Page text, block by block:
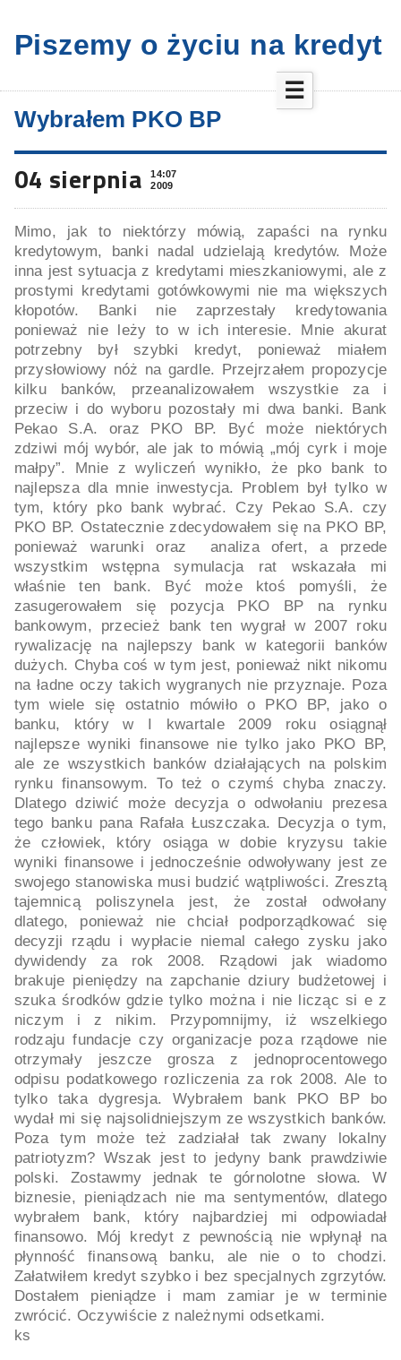
Piszemy o życiu na kredyt
☰
Wybrałem PKO BP
04 sierpnia
14:07
2009
Mimo, jak to niektórzy mówią, zapaści na rynku
kredytowym, banki nadal udzielają kredytów. Może
inna jest sytuacja z kredytami mieszkaniowymi, ale z
prostymi kredytami gotówkowymi nie ma większych
kłopotów. Banki nie zaprzestały kredytowania
ponieważ nie leży to w ich interesie. Mnie akurat
potrzebny był szybki kredyt, ponieważ miałem
przysłowiowy nóż na gardle. Przejrzałem propozycje
kilku banków, przeanalizowałem wszystkie za i
przeciw i do wyboru pozostały mi dwa banki. Bank
Pekao S.A. oraz PKO BP. Być może niektórych
zdziwi mój wybór, ale jak to mówią „mój cyrk i moje
małpy”. Mnie z wyliczeń wynikło, że pko bank to
najlepsza dla mnie inwestycja. Problem był tylko w
tym, który pko bank wybrać. Czy Pekao S.A. czy
PKO BP. Ostatecznie zdecydowałem się na PKO BP,
ponieważ warunki oraz analiza ofert, a przede
wszystkim wstępna symulacja rat wskazała mi
właśnie ten bank. Być może ktoś pomyśli, że
zasugerowałem się pozycja PKO BP na rynku
bankowym, przecież bank ten wygrał w 2007 roku
rywalizację na najlepszy bank w kategorii banków
dużych. Chyba coś w tym jest, ponieważ nikt nikomu
na ładne oczy takich wygranych nie przyznaje. Poza
tym wiele się ostatnio mówiło o PKO BP, jako o
banku, który w I kwartale 2009 roku osiągnął
najlepsze wyniki finansowe nie tylko jako PKO BP,
ale ze wszystkich banków działających na polskim
rynku finansowym. To też o czymś chyba znaczy.
Dlatego dziwić może decyzja o odwołaniu prezesa
tego banku pana Rafała Łuszczaka. Decyzja o tym,
że człowiek, który osiąga w dobie kryzysu takie
wyniki finansowe i jednocześnie odwoływany jest ze
swojego stanowiska musi budzić wątpliwości. Zresztą
tajemnicą poliszynela jest, że został odwołany
dlatego, ponieważ nie chciał podporządkować się
decyzji rządu i wypłacie niemal całego zysku jako
dywidendy za rok 2008. Rządowi jak wiadomo
brakuje pieniędzy na zapchanie dziury budżetowej i
szuka środków gdzie tylko można i nie licząc si e z
niczym i z nikim. Przypomnijmy, iż wszelkiego
rodzaju fundacje czy organizacje poza rządowe nie
otrzymały jeszcze grosza z jednoprocentowego
odpisu podatkowego rozliczenia za rok 2008. Ale to
tylko taka dygresja. Wybrałem bank PKO BP bo
wydał mi się najsolidniejszym ze wszystkich banków.
Poza tym może też zadziałał tak zwany lokalny
patriotyzm? Wszak jest to jedyny bank prawdziwie
polski. Zostawmy jednak te górnolotne słowa. W
biznesie, pieniądzach nie ma sentymentów, dlatego
wybrałem bank, który najbardziej mi odpowiadał
finansowo. Mój kredyt z pewnością nie wpłynął na
płynność finansową banku, ale nie o to chodzi.
Załatwiłem kredyt szybko i bez specjalnych zgrzytów.
Dostałem pieniądze i mam zamiar je w terminie
zwrócić. Oczywiście z należnymi odsetkami.
ks